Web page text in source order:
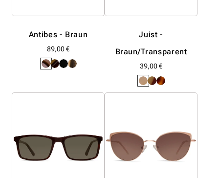
Antibes - Braun
Normaler
Preis
89,00 €
Juist -
Braun/Transparent
Normaler
Preis
39,00 €